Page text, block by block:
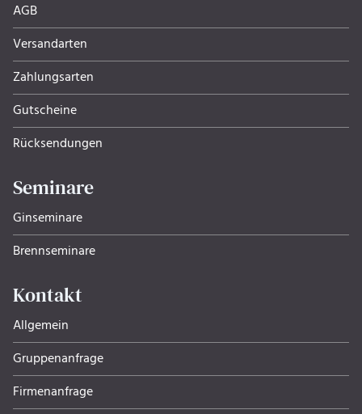
AGB
Versandarten
Zahlungsarten
Gutscheine
Rücksendungen
Seminare
Ginseminare
Brennseminare
Kontakt
Allgemein
Gruppenanfrage
Firmenanfrage